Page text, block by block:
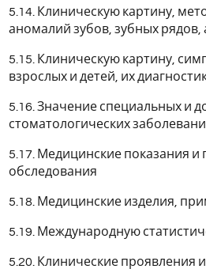
5.14. Клиническую картину,
аномалий зубов, зубных
5.15. Клиническую картину,
взрослых и детей, их
5.16. Значение специальных и
стоматологических
5.17. Медицинские показания
обследования
5.18. Медицинские изделия,
5.19. Международную
5.20. Клинические проявления